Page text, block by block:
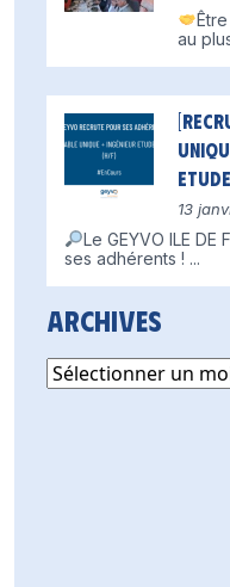
au
13
Le GEYVO ILE DE
ses adhérents ! ...
Archives
Archives